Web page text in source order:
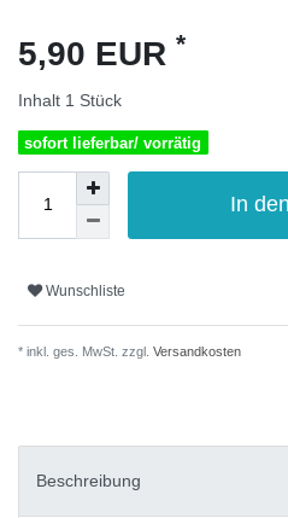
5,90 EUR *
Inhalt 1 Stück
sofort lieferbar/ vorrätig
In
Wunschliste
* inkl. ges. MwSt. zzgl. Versandkosten
Beschreibung